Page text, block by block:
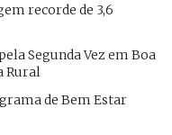
recorde de 3,6
Segunda Vez em Boa
Rural
de Bem Estar